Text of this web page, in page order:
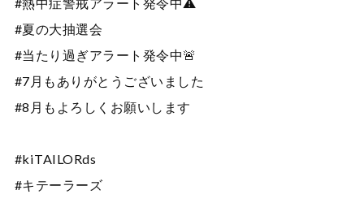
#夏の大抽選会
#当たり過ぎアラート発令中🚨
#7月もありがとうございました
#8月もよろしくお願いします
#kiTAILORds
#キテーラーズ